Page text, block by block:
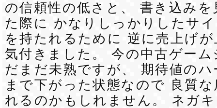
の信頼性の低さと、 書き込み
た際に かなりしっかりしたサ
を持たれるために 逆に売上げ
気付きました。 今の中古ゲー
だまだ未熟ですが、 期待値の
まで下がった状態なので 良質
れるのかもしれません。 ネガ